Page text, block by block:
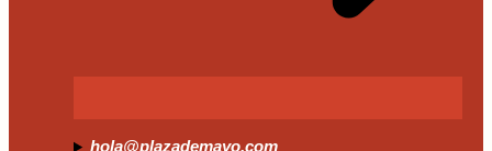
hola@plazademayo.com